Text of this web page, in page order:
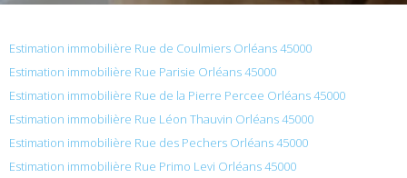
Estimation immobilière Rue de Coulmiers Orléans 45000
Estimation immobilière Rue Parisie Orléans 45000
Estimation immobilière Rue de la Pierre Percee Orléans 45000
Estimation immobilière Rue Léon Thauvin Orléans 45000
Estimation immobilière Rue des Pechers Orléans 45000
Estimation immobilière Rue Primo Levi Orléans 45000